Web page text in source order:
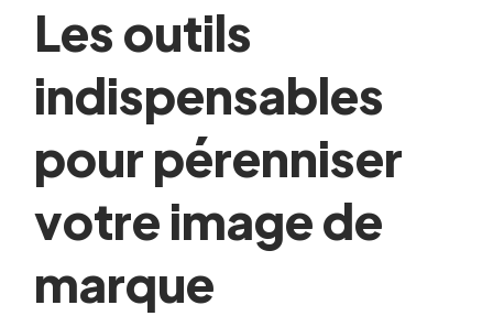
Les outils
indispensables
pour pérenniser
votre image de
marque